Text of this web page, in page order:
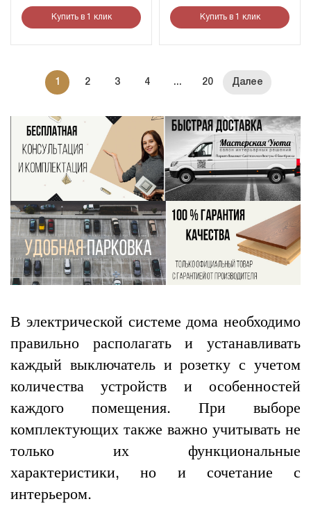
Купить в 1 клик Купить в 1 клик
1 2 3 4 ... 20
В электрической системе дома необходимо
правильно располагать и устанавливать
каждый выключатель и розетку с учетом
количества устройств и особенностей
каждого помещения. При выборе
комплектующих также важно учитывать не
только их функциональные
характеристики, но и сочетание с
интерьером.